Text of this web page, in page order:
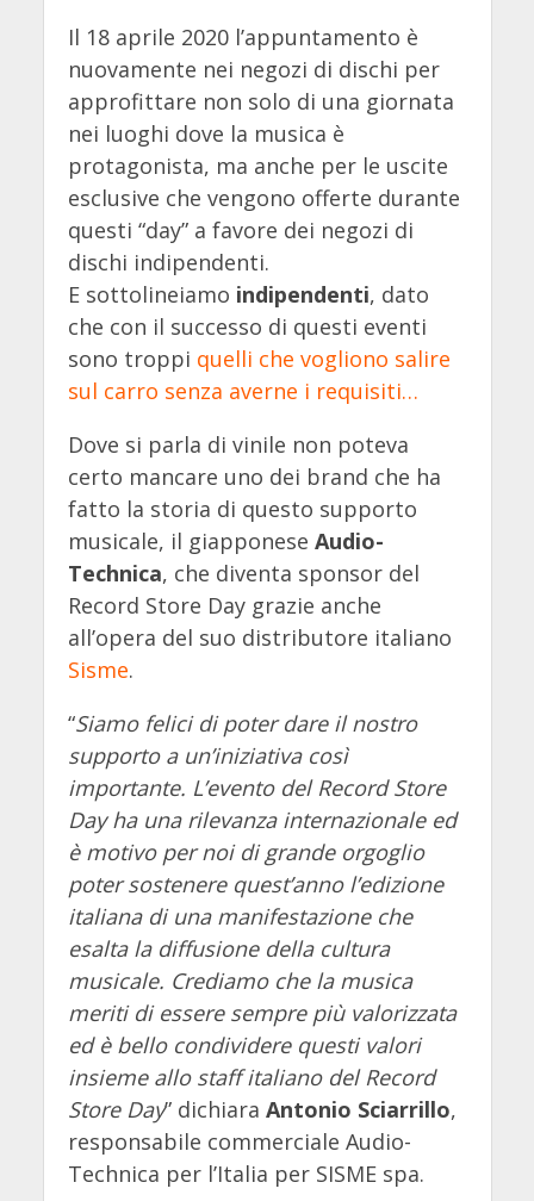
Il 18 aprile 2020 l’appuntamento è
nuovamente nei negozi di dischi per
approfittare non solo di una giornata
nei luoghi dove la musica è
protagonista, ma anche per le uscite
esclusive che vengono offerte durante
questi “day” a favore dei negozi di
dischi indipendenti.
E sottolineiamo indipendenti, dato
che con il successo di questi eventi
sono troppi quelli che vogliono salire
sul carro senza averne i requisiti…
Dove si parla di vinile non poteva
certo mancare uno dei brand che ha
fatto la storia di questo supporto
musicale, il giapponese Audio-
Technica, che diventa sponsor del
Record Store Day grazie anche
all’opera del suo distributore italiano
Sisme.
“Siamo felici di poter dare il nostro
supporto a un’iniziativa così
importante. L’evento del Record Store
Day ha una rilevanza internazionale ed
è motivo per noi di grande orgoglio
poter sostenere quest’anno l’edizione
italiana di una manifestazione che
esalta la diffusione della cultura
musicale. Crediamo che la musica
meriti di essere sempre più valorizzata
ed è bello condividere questi valori
insieme allo staff italiano del Record
Store Day” dichiara Antonio Sciarrillo,
responsabile commerciale Audio-
Technica per l’Italia per SISME spa.